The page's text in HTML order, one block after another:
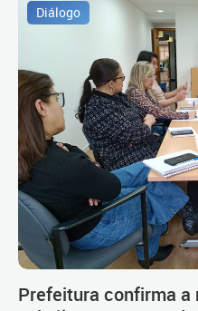
Diálogo
Prefeitura confirma a